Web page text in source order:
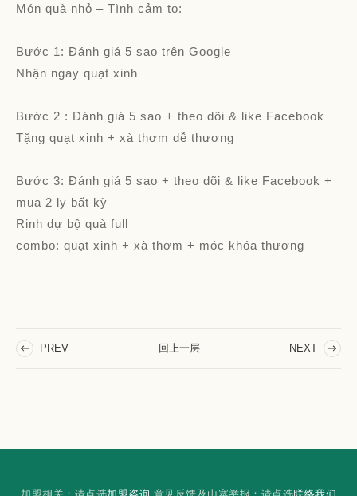
Món quà nhỏ – Tình cảm to:
Bước 1: Đánh giá 5 sao trên Google
Nhận ngay quạt xinh
Bước 2 : Đánh giá 5 sao + theo dõi & like Facebook
Tặng quạt xinh + xà thơm dễ thương
Bước 3: Đánh giá 5 sao + theo dõi & like Facebook +
mua 2 ly bất kỳ
Rinh dự bộ quà full
combo: quạt xinh + xà thơm + móc khóa thương
PREV 回上一层 NEXT